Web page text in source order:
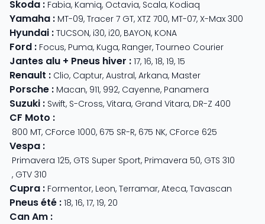
Skoda : Fabia, Kamiq, Octavia, Scala, Kodiaq
Yamaha : MT-09, Tracer 7 GT, XTZ 700, MT-07, X-Max 300
Hyundai : TUCSON, i30, i20, BAYON, KONA
Ford : Focus, Puma, Kuga, Ranger, Tourneo Courier
Jantes alu + Pneus hiver : 17, 16, 18, 19, 15
Renault : Clio, Captur, Austral, Arkana, Master
Porsche : Macan, 911, 992, Cayenne, Panamera
Suzuki : Swift, S-Cross, Vitara, Grand Vitara, DR-Z 400
CF Moto :
800 MT, CForce 1000, 675 SR-R, 675 NK, CForce 625
Vespa :
Primavera 125, GTS Super Sport, Primavera 50, GTS 310
, GTV 310
Cupra : Formentor, Leon, Terramar, Ateca, Tavascan
Pneus été : 18, 16, 17, 19, 20
Can Am :